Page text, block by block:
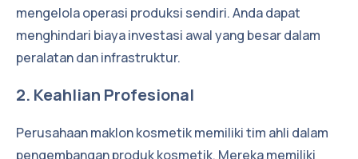
mengelola operasi produksi sendiri. Anda dapat
menghindari biaya investasi awal yang besar dalam
peralatan dan infrastruktur.
2. Keahlian Profesional
Perusahaan maklon kosmetik memiliki tim ahli dalam
pengembangan produk kosmetik. Mereka memiliki